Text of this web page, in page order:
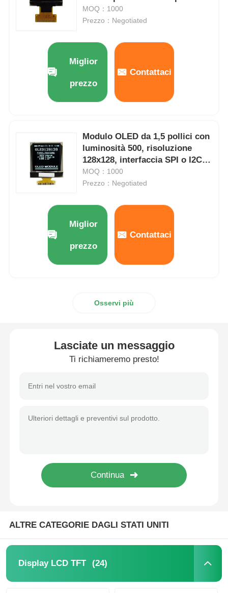
Display LCD UART
Display E-Paper
schermo LCD monocromo
Esposizione LCD di STN
pannello LCD
Modulo su ordinazione dell'esposizione dell'affissione
MOQ：1000
Prezzo：Negotiated
Miglior
prezzo
Contattaci
Modulo OLED da 1,5 pollici con
luminosità 500, risoluzione
128x128, interfaccia SPI o I2C a
25 PIN
MOQ：1000
Prezzo：Negotiated
Miglior
prezzo
Contattaci
Osservi più
Lasciate un messaggio
Ti richiameremo presto!
ALTRE CATEGORIE DAGLI STATI UNITI
Display LCD TFT (24)